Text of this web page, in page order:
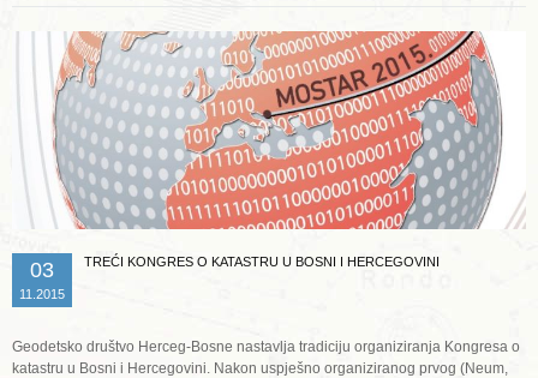
03
11.2015
TREĆI KONGRES O KATASTRU U BOSNI I HERCEGOVINI
Geodetsko društvo Herceg-Bosne nastavlja tradiciju organiziranja Kongresa o
katastru u Bosni i Hercegovini. Nakon uspješno organiziranog prvog (Neum,